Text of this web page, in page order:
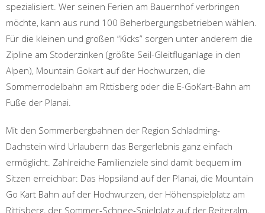
spezialisiert. Wer seinen Ferien am Bauernhof verbringen
möchte, kann aus rund 100 Beherbergungsbetrieben wählen.
Für die kleinen und großen “Kicks” sorgen unter anderem die
Zipline am Stoderzinken (größte Seil-Gleitfluganlage in den
Alpen), Mountain Gokart auf der Hochwurzen, die
Sommerrodelbahn am Rittisberg oder die E-GoKart-Bahn am
Fuße der Planai.
Mit den Sommerbergbahnen der Region Schladming-
Dachstein wird Urlaubern das Bergerlebnis ganz einfach
ermöglicht. Zahlreiche Familienziele sind damit bequem im
Sitzen erreichbar: Das Hopsiland auf der Planai, die Mountain
Go Kart Bahn auf der Hochwurzen, der Höhenspielplatz am
Rittisberg, der Sommer-Schnee-Spielplatz auf der Reiteralm,